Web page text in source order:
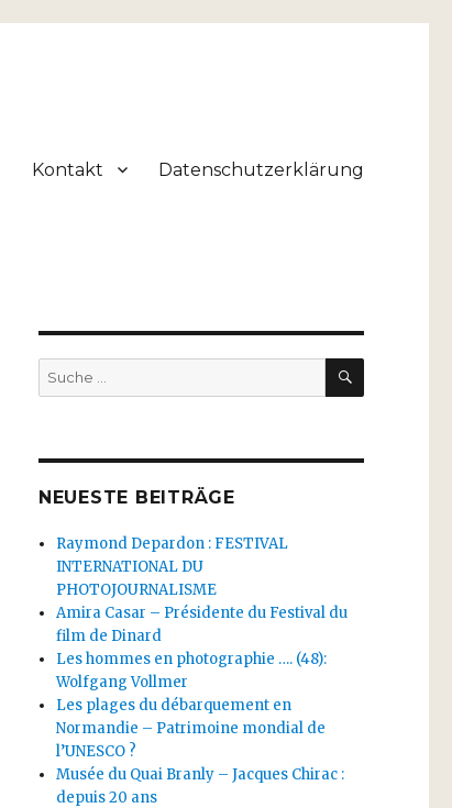
Kontakt Datenschutzerklärung
Suche
nach:
SUCHEN
NEUESTE BEITRÄGE
Raymond Depardon : FESTIVAL
INTERNATIONAL DU
PHOTOJOURNALISME
Amira Casar – Présidente du Festival du
film de Dinard
Les hommes en photographie …. (48):
Wolfgang Vollmer
Les plages du débarquement en
Normandie – Patrimoine mondial de
l’UNESCO ?
Musée du Quai Branly – Jacques Chirac :
depuis 20 ans